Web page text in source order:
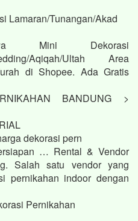
Lamaran/Tunangan/Akad
Mini Dekorasi
Aqiqah/Ultah Area
di Shopee. Ada Gratis
BANDUNG >
dekorasi pern
… Rental & Vendor
Salah satu vendor yang
pernikahan indoor dengan
Pernikahan